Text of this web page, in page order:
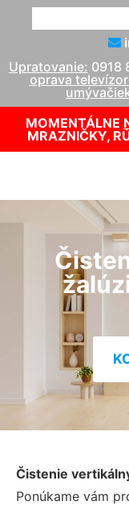
Upratovanie: 0918
oprava
MOMENTÁLNE
MRAZNIČKY,
Čistenie
Ponúkame vám